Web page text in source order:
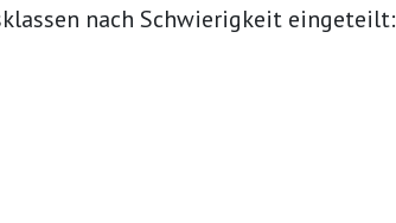
nach Schwierigkeit eingeteilt: